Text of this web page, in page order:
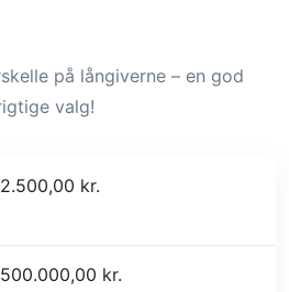
på långiverne – en god
valg!
2.500,00 kr.
500.000,00 kr.